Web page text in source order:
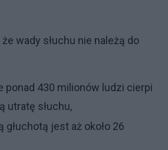
wady słuchu nie należą do
ponad 430 milionów ludzi cierpi
utratę słuchu,
jest aż około 26